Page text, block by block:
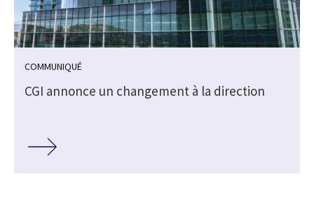
COMMUNIQUÉ
CGI annonce un changement à la direction